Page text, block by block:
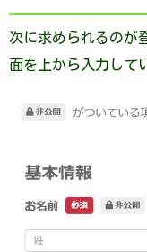
次に求められるのが
面を上から入力して